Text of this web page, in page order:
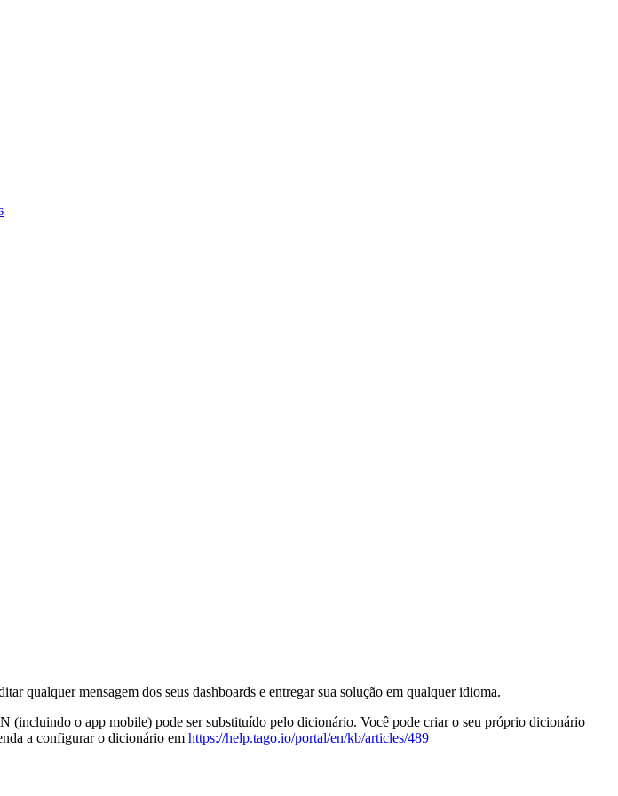
qualquer mensagem dos seus dashboards e entregar sua solução em qualquer idioma.
(incluindo o app mobile) pode ser substituído pelo dicionário. Você pode criar o seu próprio dicionário
a configurar o dicionário em https://help.tago.io/portal/en/kb/articles/489